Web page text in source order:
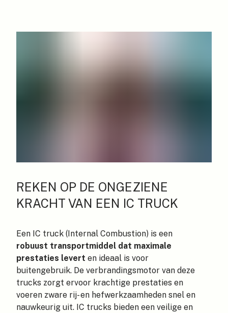
REKEN OP DE ONGEZIENE
KRACHT VAN EEN IC TRUCK
Een IC truck (Internal Combustion) is een
robuust transportmiddel dat maximale
prestaties levert en ideaal is voor
buitengebruik. De verbrandingsmotor van deze
trucks zorgt ervoor krachtige prestaties en
voeren zware rij- en hefwerkzaamheden snel en
nauwkeurig uit. IC trucks bieden een veilige en